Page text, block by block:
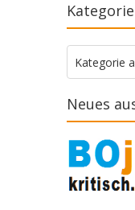
Kategorien
Kategorie
Neues